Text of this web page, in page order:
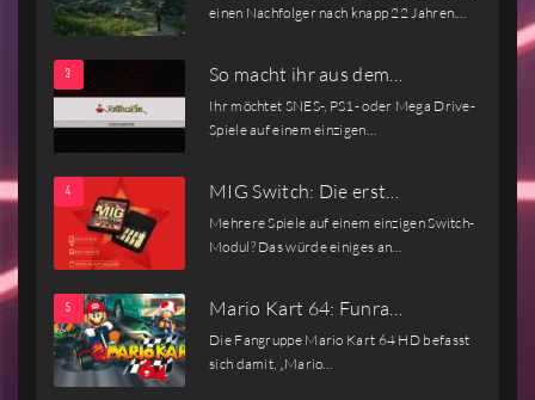
einen Nachfolger nach knapp 22 Jahren.…
So macht ihr aus dem…
Ihr möchtet SNES-, PS1- oder Mega Drive-
Spiele auf einem einzigen…
MIG Switch: Die erst…
Mehrere Spiele auf einem einzigen Switch-
Modul? Das würde einiges an…
Mario Kart 64: Funra…
Die Fangruppe Mario Kart 64 HD befasst
sich damit, „Mario…